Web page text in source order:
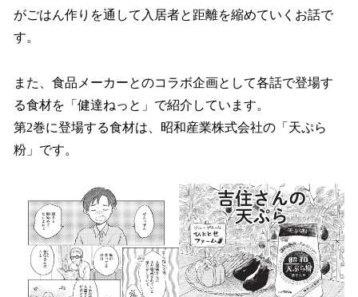
がごはん作りを通して入居者と距離を縮めていくお話で
す。
また、食品メーカーとのコラボ企画として各話で登場す
る食材を「健達ねっと」で紹介しています。
第2巻に登場する食材は、昭和産業株式会社の「天ぷら
粉」です。